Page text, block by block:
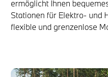
ermöglicht Ihnen
Stationen für Elektro- und
flexible und grenzenlose